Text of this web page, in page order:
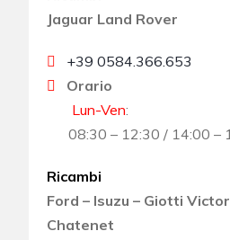
Jaguar Land Rover
+39 0584.366.653
Orario
Lun-Ven:
08:30 – 12:30 / 14:00 –
Ricambi
Ford – Isuzu – Giotti
Chatenet